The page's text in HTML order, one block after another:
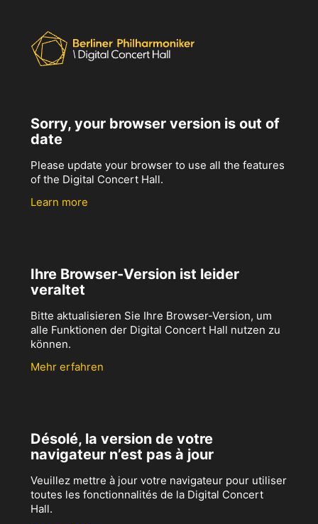
Sorry, your browser version is out of
date
Please update your browser to use all the features
of the Digital Concert Hall.
Learn more
Ihre Browser-Version ist leider
veraltet
Bitte aktualisieren Sie Ihre Browser-Version, um
alle Funktionen der Digital Concert Hall nutzen zu
können.
Mehr erfahren
Désolé, la version de votre
navigateur n’est pas à jour
Veuillez mettre à jour votre navigateur pour utiliser
toutes les fonctionnalités de la Digital Concert
Hall.